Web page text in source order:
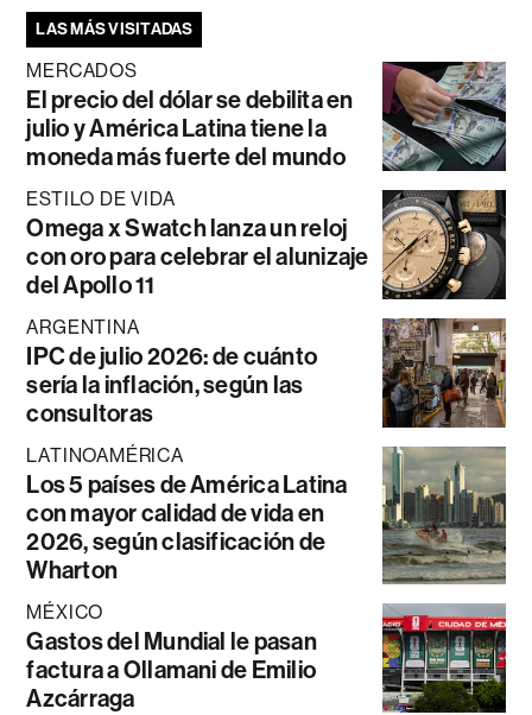
LAS MÁS VISITADAS
MERCADOS
El precio del dólar se debilita en
julio y América Latina tiene la
moneda más fuerte del mundo
ESTILO DE VIDA
Omega x Swatch lanza un reloj
con oro para celebrar el alunizaje
del Apollo 11
ARGENTINA
IPC de julio 2026: de cuánto
sería la inflación, según las
consultoras
LATINOAMÉRICA
Los 5 países de América Latina
con mayor calidad de vida en
2026, según clasificación de
Wharton
MÉXICO
Gastos del Mundial le pasan
factura a Ollamani de Emilio
Azcárraga